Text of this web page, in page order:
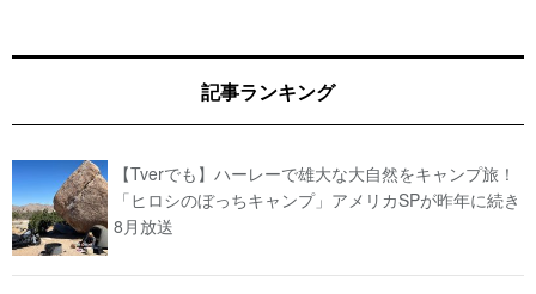
記事ランキング
【Tverでも】ハーレーで雄大な大自然をキャンプ旅！
「ヒロシのぼっちキャンプ」アメリカSPが昨年に続き
8月放送